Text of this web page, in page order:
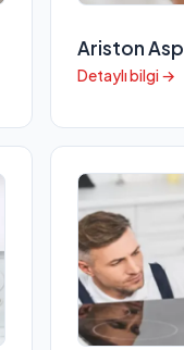
Ariston
Detaylı bilgi →